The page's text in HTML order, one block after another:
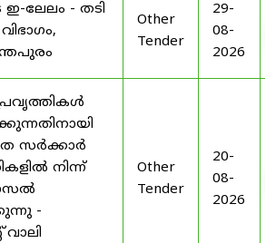
ലേലം - തടി
Other
Tender
29-
08-
2026
സർക്കാർ
നിന്ന്
-
Other
Tender
20-
08-
2026